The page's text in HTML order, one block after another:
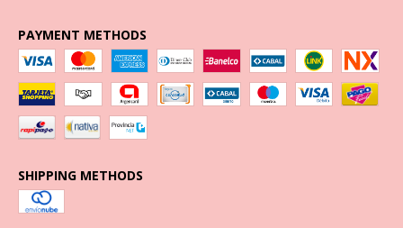
PAYMENT METHODS
SHIPPING METHODS